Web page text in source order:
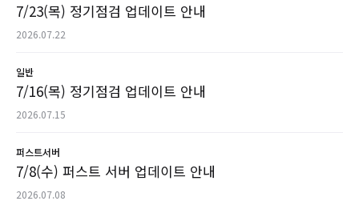
7/23(목) 정기점검 업데이트 안내
2026.07.22
일반
7/16(목) 정기점검 업데이트 안내
2026.07.15
퍼스트서버
7/8(수) 퍼스트 서버 업데이트 안내
2026.07.08